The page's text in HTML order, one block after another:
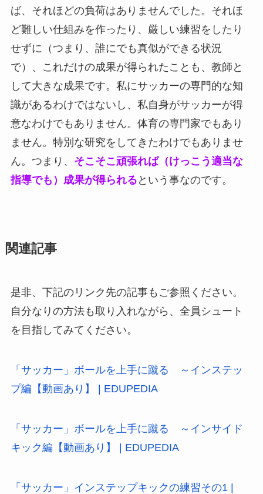
ば、それほどの負荷はありませんでした。それほ
ど難しい仕組みを作ったり、厳しい練習をしたり
せずに（つまり、誰にでも真似ができる状況
で）、これだけの成果が得られたことも、教師と
して大きな成果です。私にサッカーの専門的な知
識があるわけではないし、私自身がサッカーが得
意なわけでもありません。体育の専門家でもあり
ません。特別な研究をしてきたわけでもありませ
ん。つまり、 そこそこ頑張れば（けっこう適当な
指導でも）成果が得られる という事なのです。
関連記事
是非、下記のリンク先の記事もご参照ください。
自分なりの方法も取り入れながら、全員シュート
を目指してみてください。
「サッカー」ボールを上手に蹴る ～インステッ
プ編【動画あり】 | EDUPEDIA
「サッカー」ボールを上手に蹴る ～インサイド
キック編【動画あり】 | EDUPEDIA
「サッカー」インステップキックの練習その1 |